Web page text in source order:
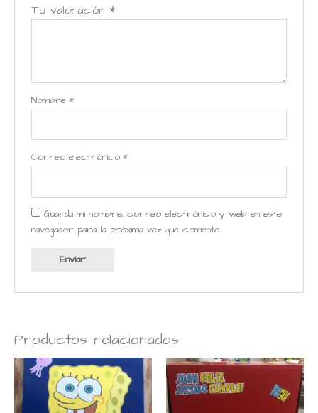
Tu valoración *
Nombre *
Correo electrónico *
Guarda mi nombre, correo electrónico y web en este
navegador para la próxima vez que comente.
Productos relacionados